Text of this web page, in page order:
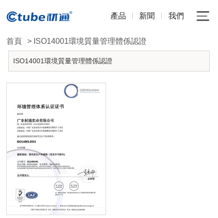
產品 新聞 我們
首頁 > ISO14001環境質量管理體係認證
ISO14001環境質量管理體係認證